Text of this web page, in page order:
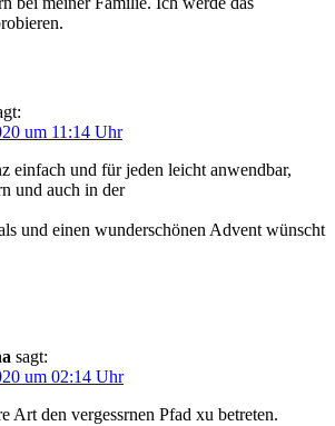
um 11:14 Uhr
einfach und für jeden leicht anwendbar,
und auch in der
und einen wunderschönen Advent wünscht
sagt:
um 02:14 Uhr
Art den vergessrnen Pfad xu betreten.